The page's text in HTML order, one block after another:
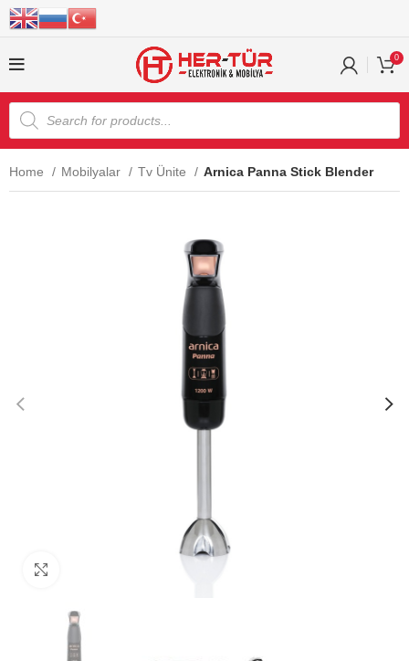
0
Home Mobilyalar Tv Ünite Arnica Panna Stick Blender